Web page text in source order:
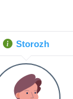
Storozh